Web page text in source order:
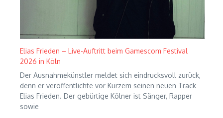
Elias Frieden – Live-Auftritt beim Gamescom Festival
2026 in Köln
Der Ausnahmekünstler meldet sich eindrucksvoll zurück,
denn er veröffentlichte vor Kurzem seinen neuen Track
Elias Frieden. Der gebürtige Kölner ist Sänger, Rapper
sowie